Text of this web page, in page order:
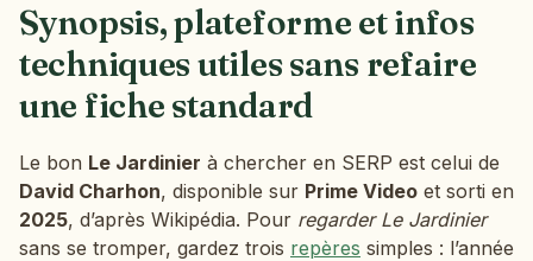
Synopsis, plateforme et infos
techniques utiles sans refaire
une fiche standard
Le bon Le Jardinier à chercher en SERP est celui de
David Charhon, disponible sur Prime Video et sorti en
2025, d’après Wikipédia. Pour regarder Le Jardinier
sans se tromper, gardez trois repères simples : l’année